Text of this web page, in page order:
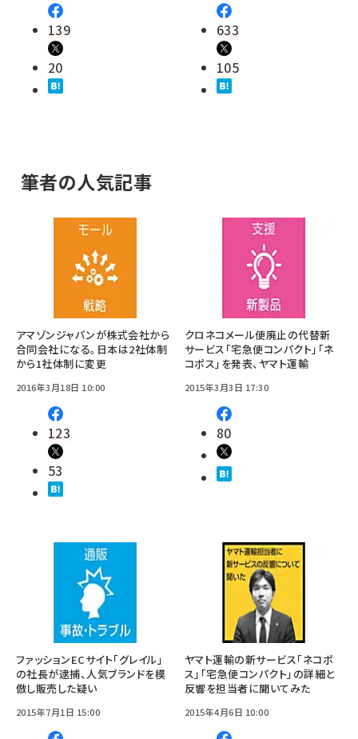
139
20
633
105
筆者の人気記事
アマゾンジャパンが株式会社から
合同会社になる。日本は2社体制
から1社体制に変更
2016年3月18日 10:00
123
53
クロネコメール便廃止の代替新
サービス「宅急便コンパクト」「ネ
コポス」を発表、ヤマト運輸
2015年3月3日 17:30
80
ファッションECサイト「グレイル」
の社長が逮捕、人気ブランドを模
倣し販売した疑い
2015年7月1日 15:00
ヤマト運輸の新サービス「ネコポ
ス」「宅急便コンパクト」の詳細と
反響を担当者に聞いてみた
2015年4月6日 10:00